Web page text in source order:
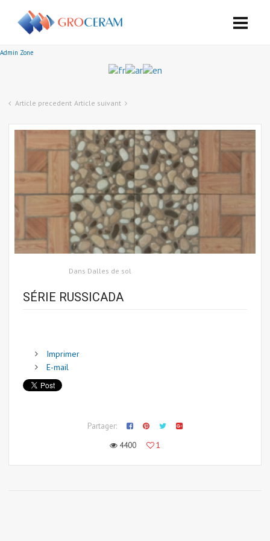
Admin Zone
Article precedent Article suivant
Dans Dalles de sol
SÉRIE RUSSICADA
Imprimer
E-mail
Partager:
4400
1